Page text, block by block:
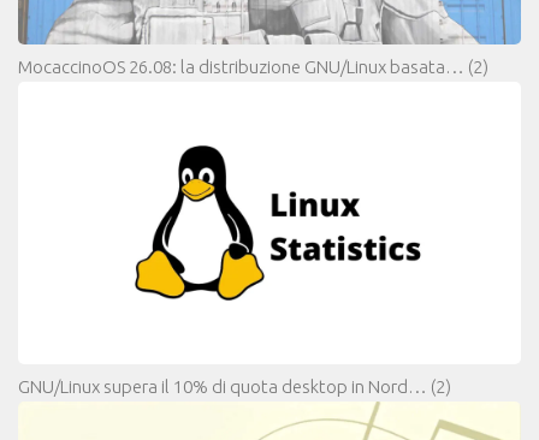
MocaccinoOS 26.08: la distribuzione GNU/Linux basata… (2)
GNU/Linux supera il 10% di quota desktop in Nord… (2)